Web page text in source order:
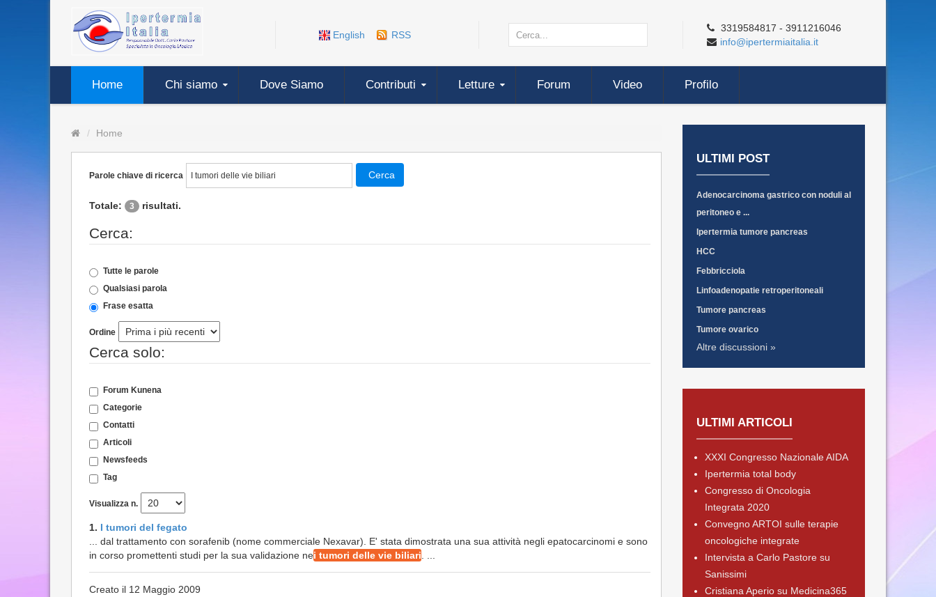
English RSS
3319584817 - 3911216046
info@ipertermiaitalia.it
Home Chi siamo Dove Siamo Contributi Letture Forum Video Profilo
Home
Parole chiave di ricerca Cerca
Totale: 3 risultati.
Cerca:
Tutte le parole
Qualsiasi parola
Frase esatta
Ordine
Cerca solo:
Forum Kunena
Categorie
Contatti
Articoli
Newsfeeds
Tag
Visualizza n.
1. I tumori del fegato
... dal trattamento con sorafenib (nome commerciale Nexavar). E' stata dimostrata una sua attività negli epatocarcinomi e sono
in corso promettenti studi per la sua validazione nei tumori delle vie biliari
Creato il 12 Maggio 2009
ULTIMI POST
Adenocarcinoma gastrico con noduli al
peritoneo e ...
Ipertermia tumore pancreas
HCC
Febbricciola
Linfoadenopatie retroperitoneali
Tumore pancreas
Tumore ovarico
Altre discussioni »
ULTIMI ARTICOLI
XXXI Congresso Nazionale AIDA
Ipertermia total body
Congresso di Oncologia
Integrata 2020
Convegno ARTOI sulle terapie
oncologiche integrate
Intervista a Carlo Pastore su
Sanissimi
Cristiana Aperio su Medicina365